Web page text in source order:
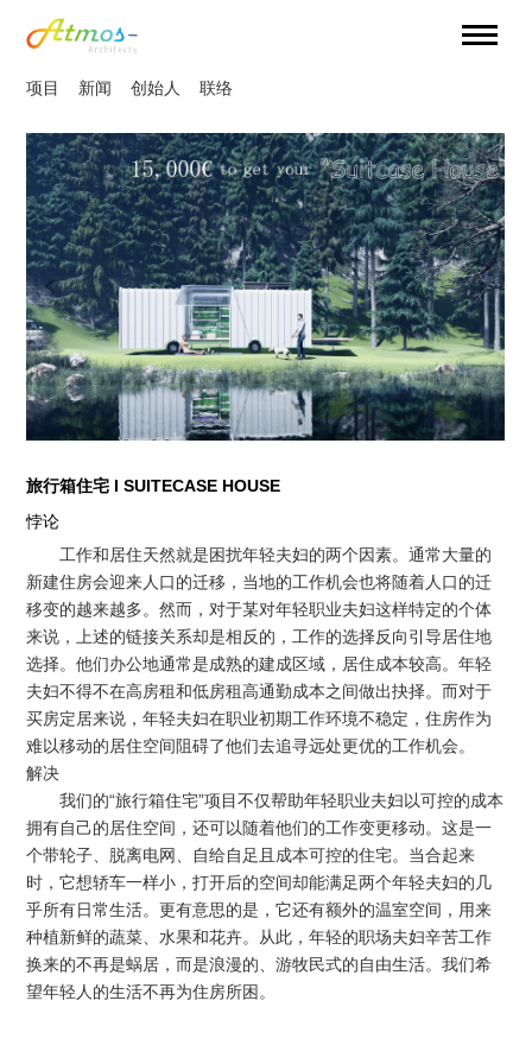
项目 新闻 创始人 联络
旅行箱住宅 I SUITECASE HOUSE
悖论
工作和居住天然就是困扰年轻夫妇的两个因素。通常大量的
新建住房会迎来人口的迁移，当地的工作机会也将随着人口的迁
移变的越来越多。然而，对于某对年轻职业夫妇这样特定的个体
来说，上述的链接关系却是相反的，工作的选择反向引导居住地
选择。他们办公地通常是成熟的建成区域，居住成本较高。年轻
夫妇不得不在高房租和低房租高通勤成本之间做出抉择。而对于
买房定居来说，年轻夫妇在职业初期工作环境不稳定，住房作为
难以移动的居住空间阻碍了他们去追寻远处更优的工作机会。
解决
我们的“旅行箱住宅”项目不仅帮助年轻职业夫妇以可控的成本
拥有自己的居住空间，还可以随着他们的工作变更移动。这是一
个带轮子、脱离电网、自给自足且成本可控的住宅。当合起来
时，它想轿车一样小，打开后的空间却能满足两个年轻夫妇的几
乎所有日常生活。更有意思的是，它还有额外的温室空间，用来
种植新鲜的蔬菜、水果和花卉。从此，年轻的职场夫妇辛苦工作
换来的不再是蜗居，而是浪漫的、游牧民式的自由生活。我们希
望年轻人的生活不再为住房所困。